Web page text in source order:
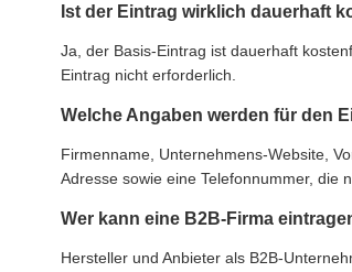
Ist der Eintrag wirklich dauerhaft
Ja, der Basis-Eintrag ist dauerhaft
Eintrag nicht erforderlich.
Welche Angaben werden für den
Firmenname, Unternehmens-Website,
Adresse sowie eine Telefonnummer, die
Wer kann eine B2B-Firma
Hersteller und Anbieter als B2B-